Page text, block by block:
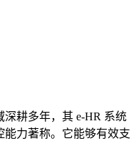
耕多年，其 e-HR 系统
能力著称。它能够有效支